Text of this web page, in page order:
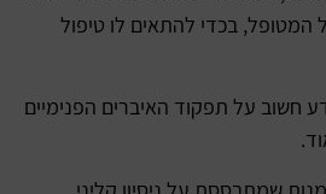
המטופל, בכדי להתאים לו טיפול
חשוב על תפקוד האיברים הפנימיים